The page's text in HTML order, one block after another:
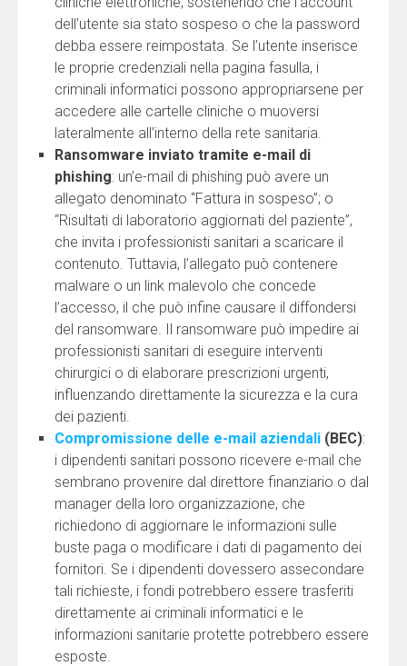
dell’utente sia stato sospeso o che la password
debba essere reimpostata. Se l’utente inserisce
le proprie credenziali nella pagina fasulla, i
criminali informatici possono appropriarsene per
accedere alle cartelle cliniche o muoversi
lateralmente all’interno della rete sanitaria.
Ransomware inviato tramite e-mail di
phishing: un’e-mail di phishing può avere un
allegato denominato “Fattura in sospeso”; o
“Risultati di laboratorio aggiornati del paziente”,
che invita i professionisti sanitari a scaricare il
contenuto. Tuttavia, l’allegato può contenere
malware o un link malevolo che concede
l’accesso, il che può infine causare il diffondersi
del ransomware. Il ransomware può impedire ai
professionisti sanitari di eseguire interventi
chirurgici o di elaborare prescrizioni urgenti,
influenzando direttamente la sicurezza e la cura
dei pazienti.
Compromissione delle e-mail aziendali (BEC):
i dipendenti sanitari possono ricevere e-mail che
sembrano provenire dal direttore finanziario o dal
manager della loro organizzazione, che
richiedono di aggiornare le informazioni sulle
buste paga o modificare i dati di pagamento dei
fornitori. Se i dipendenti dovessero assecondare
tali richieste, i fondi potrebbero essere trasferiti
direttamente ai criminali informatici e le
informazioni sanitarie protette potrebbero essere
esposte.